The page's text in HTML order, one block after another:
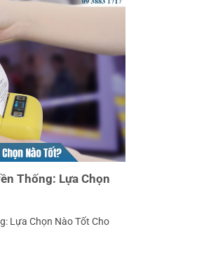
Thống: Lựa Chọn
Lựa Chọn Nào Tốt Cho